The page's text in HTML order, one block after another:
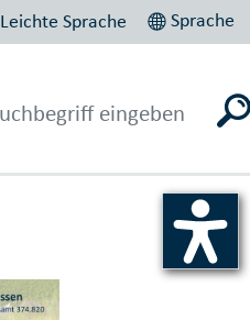
Leichte Sprache Sprache